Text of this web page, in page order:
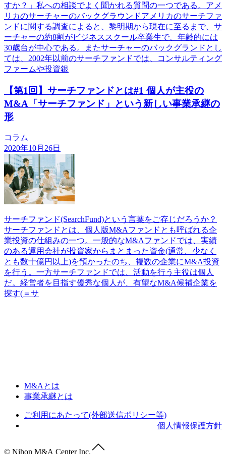
すか？」私への相談でよく聞かれる質問の一つである。アメ
リカのサーチャーのバックグラウンドアメリカのサーチファ
ンドに関する調査によると、黎明期から現在に至るまで、サ
ーチャーの約8割がビジネススクール卒業生で、年齢的には
30歳台が中心である。またサーチャーのバックグランドとし
ては、2002年以前のサーチファンドでは、コンサルティング
ファームや投資銀
【第1回】サーチファンドとは#1 個人が主役の
M&A「サーチファンド」という新しい事業承継の
形
コラム
2020年10月26日
サーチファンド(SearchFund)という言葉をご存じだろうか？
サーチファンドとは、個人版M&Aファンドとも呼ばれる企
業投資の仕組みの一つ。一般的なM&Aファンドでは、実績
のある運用会社が投資家からまとまった資金(通常、少なく
とも数十億円以上)を預かったのち、複数の企業にM&A投資
を行う。一方サーチファンドでは、活動を行う主役は個人
だ。経営者を目指す優秀な個人が、有望なM&A候補企業を
探す(＝サ
M&Aとは
事業承継とは
ご利用にあたって(外部送信ポリシー等)
個人情報保護方針
© Nihon M&A Center Inc.